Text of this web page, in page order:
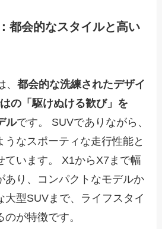
都会的なスタイルと高い
、都会的な洗練されたデザイ
の「駆けぬける歓び」を
ルです。 SUVでありながら、
うなスポーティな走行性能と
ています。 X1からX7まで幅
あり、コンパクトなモデルか
大型SUVまで、ライフスタイ
が特徴です。